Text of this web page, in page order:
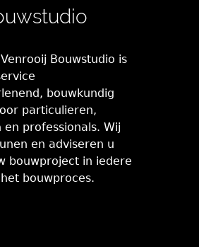
Bouwstudio is
bouwkundig
particulieren,
en professionals. Wij
en adviseren u
bouwproject in iedere
bouwproces.